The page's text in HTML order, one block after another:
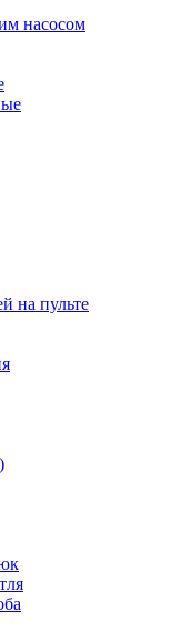
насосом
на пульте